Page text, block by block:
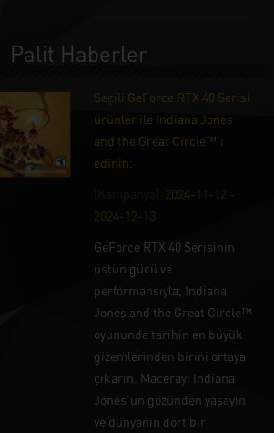
Palit Haberler
Seçili GeForce RTX 40 Serisi
ürünler ile Indiana Jones
and the Great Circle™'ı
edinin.
2024-11-12 -
2024-12-13
GeForce RTX 40 Serisinin
üstün gücü ve
performansıyla, Indiana
Jones and the Great Circle™
oyununda tarihin en büyük
gizemlerinden birini ortaya
çıkarın. Macerayı Indiana
Jones'un gözünden yaşayın
ve dünyanın dört bir